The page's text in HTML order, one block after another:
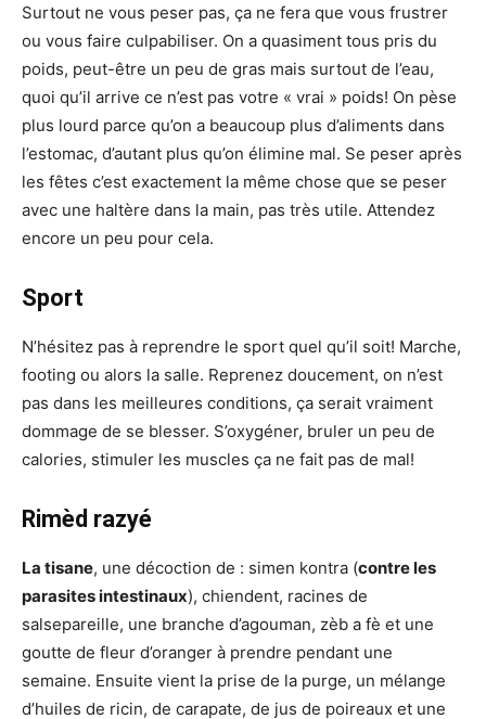
Surtout ne vous peser pas, ça ne fera que vous frustrer
ou vous faire culpabiliser. On a quasiment tous pris du
poids, peut-être un peu de gras mais surtout de l’eau,
quoi qu’il arrive ce n’est pas votre « vrai » poids! On pèse
plus lourd parce qu’on a beaucoup plus d’aliments dans
l’estomac, d’autant plus qu’on élimine mal. Se peser après
les fêtes c’est exactement la même chose que se peser
avec une haltère dans la main, pas très utile. Attendez
encore un peu pour cela.
Sport
N’hésitez pas à reprendre le sport quel qu’il soit! Marche,
footing ou alors la salle. Reprenez doucement, on n’est
pas dans les meilleures conditions, ça serait vraiment
dommage de se blesser. S’oxygéner, bruler un peu de
calories, stimuler les muscles ça ne fait pas de mal!
Rimèd razyé
La tisane, une décoction de : simen kontra (contre les
parasites intestinaux), chiendent, racines de
salsepareille, une branche d’agouman, zèb a fè et une
goutte de fleur d’oranger à prendre pendant une
semaine. Ensuite vient la prise de la purge, un mélange
d’huiles de ricin, de carapate, de jus de poireaux et une